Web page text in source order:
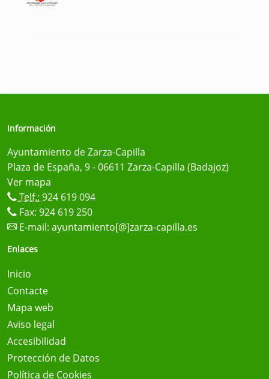
Información
Ayuntamiento de Zarza-Capilla
Plaza de España, 9 - 06611 Zarza-Capilla (Badajoz)
Ver mapa
Telf.: 924 619 094
Fax: 924 619 250
E-mail: ayuntamiento[@]zarza-capilla.es
Enlaces
Inicio
Contacte
Mapa web
Aviso legal
Accesibilidad
Protección de Datos
Política de Cookies